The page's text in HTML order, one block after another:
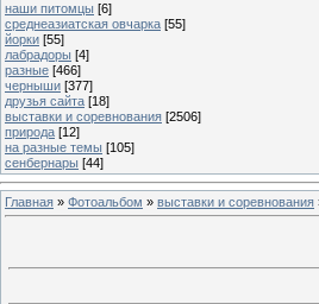
наши питомцы [6]
среднеазиатская овчарка [55]
йорки [55]
лабрадоры [4]
разные [466]
черныши [377]
друзья сайта [18]
выставки и соревнования [2506]
природа [12]
на разные темы [105]
сенбернары [44]
Главная » Фотоальбом » выставки и соревнования